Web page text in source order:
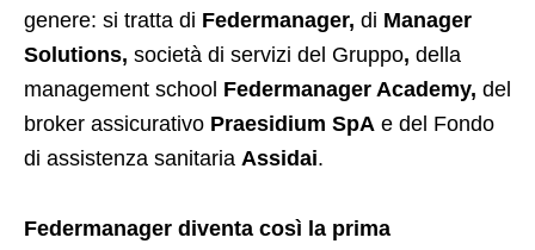
genere: si tratta di Federmanager, di Manager
Solutions, società di servizi del Gruppo, della
management school Federmanager Academy, del
broker assicurativo Praesidium SpA e del Fondo
di assistenza sanitaria Assidai.
Federmanager diventa così la prima